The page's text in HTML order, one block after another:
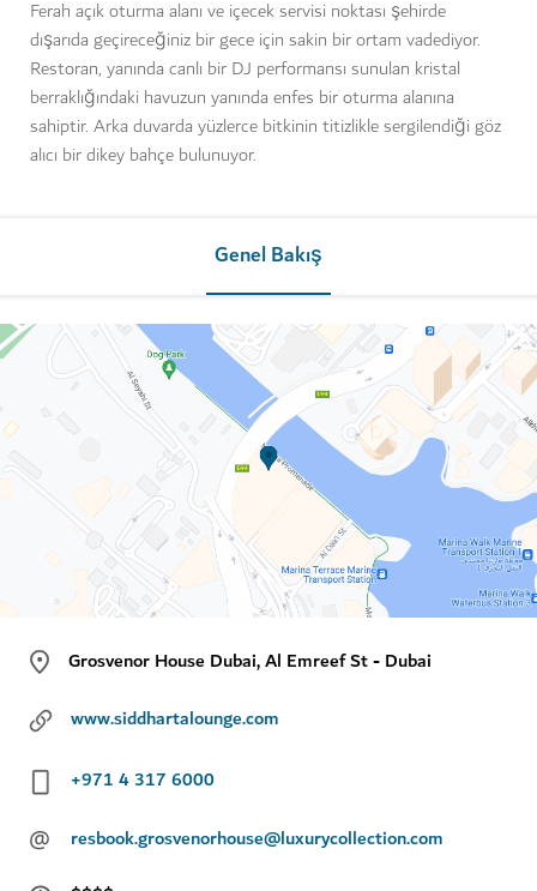
Ferah açık oturma alanı ve içecek servisi noktası şehirde
dışarıda geçireceğiniz bir gece için sakin bir ortam vadediyor.
Restoran, yanında canlı bir DJ performansı sunulan kristal
berraklığındaki havuzun yanında enfes bir oturma alanına
sahiptir. Arka duvarda yüzlerce bitkinin titizlikle sergilendiği göz
alıcı bir dikey bahçe bulunuyor.
Genel Bakış
Grosvenor House Dubai, Al Emreef St - Dubai
www.siddhartalounge.com
+971 4 317 6000
@
resbook.grosvenorhouse@luxurycollection.com